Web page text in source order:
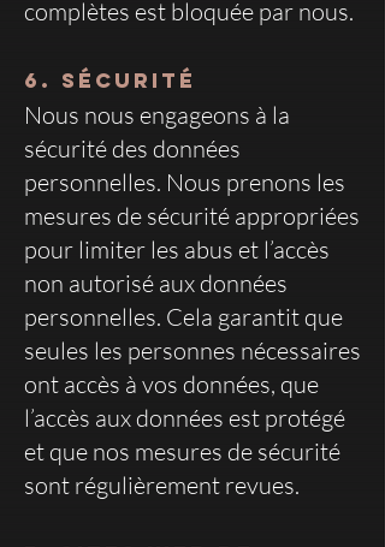
complètes est bloquée par nous.
6. Sécurité
Nous nous engageons à la
sécurité des données
personnelles. Nous prenons les
mesures de sécurité appropriées
pour limiter les abus et l’accès
non autorisé aux données
personnelles. Cela garantit que
seules les personnes nécessaires
ont accès à vos données, que
l’accès aux données est protégé
et que nos mesures de sécurité
sont régulièrement revues.